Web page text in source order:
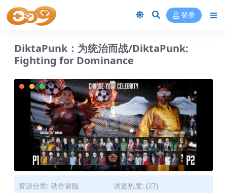
登录
DiktaPunk：为统治而战/DiktaPunk:
Fighting for Dominance
资源分类: 动作冒险
浏览热度: (27)